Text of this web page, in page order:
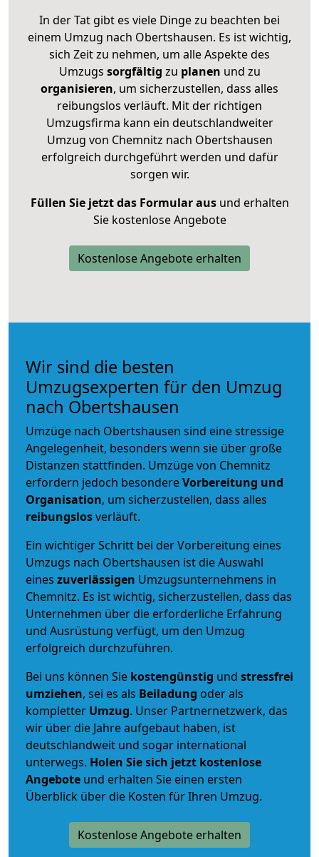
In der Tat gibt es viele Dinge zu beachten bei
einem Umzug nach Obertshausen. Es ist wichtig,
sich Zeit zu nehmen, um alle Aspekte des
Umzugs sorgfältig zu planen und zu
organisieren, um sicherzustellen, dass alles
reibungslos verläuft. Mit der richtigen
Umzugsfirma kann ein deutschlandweiter
Umzug von Chemnitz nach Obertshausen
erfolgreich durchgeführt werden und dafür
sorgen wir.
Füllen Sie jetzt das Formular ausund erhalten
Sie kostenlose Angebote
Kostenlose Angebote erhalten
Wir sind die besten
Umzugsexperten für den Umzug
nach Obertshausen
Umzüge nach Obertshausen sind eine stressige
Angelegenheit, besonders wenn sie über große
Distanzen stattfinden. Umzüge von Chemnitz
erfordern jedoch besondereVorbereitung und
Organisation, um sicherzustellen, dass alles
reibungslosverläuft.
Ein wichtiger Schritt bei der Vorbereitung eines
Umzugs nach Obertshausen ist die Auswahl
eines zuverlässigen Umzugsunternehmens in
Chemnitz. Es ist wichtig, sicherzustellen, dass das
Unternehmen über die erforderliche Erfahrung
und Ausrüstung verfügt, um den Umzug
erfolgreich durchzuführen.
Bei uns können Sie kostengünstig und stressfrei
umziehen, sei es als Beiladung oder als
kompletter Umzug. Unser Partnernetzwerk, das
wir über die Jahre aufgebaut haben, ist
deutschlandweit und sogar international
unterwegs. Holen Sie sich jetzt kostenlose
Angebote und erhalten Sie einen ersten
Überblick über die Kosten für Ihren Umzug.
Kostenlose Angebote erhalten